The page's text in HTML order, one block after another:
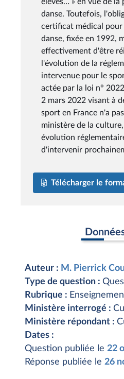
danse. Toutefois,
certificat médical pour
danse, fixée en 1992,
effectivement d'être
l'évolution de la
intervenue pour le
actée par la loi n°
2 mars 2022 visant à
sport en France n'a
ministère de la
évolution
d'intervenir
Télécharger le
Auteur : M. Pierrick
Type de question :
Rubrique :
Ministère interrogé :
Ministère répondant :
Dates :
Question publiée le 22
Réponse publiée le 26